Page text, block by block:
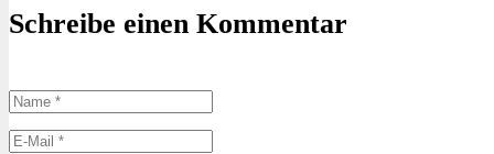
Schreibe einen Kommentar